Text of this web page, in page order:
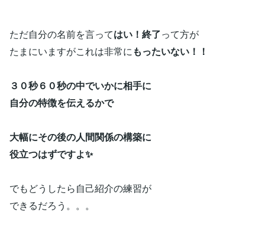
ただ自分の名前を言ってはい！終了って方が
たまにいますがこれは非常にもったいない！！
３０秒６０秒の中でいかに相手に
自分の特徴を伝えるかで
大幅にその後の人間関係の構築に
役立つはずですよ✨
でもどうしたら自己紹介の練習が
できるだろう。。。